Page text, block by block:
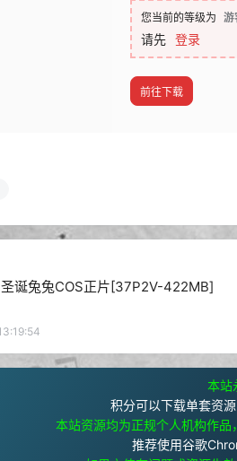
您当前的等级为 游
请先 登录
前往下载
诞兔兔COS正片[37P2V-422MB]
本站
积分可以下载单套资
本站资源均为正规个人机构作品
推荐使用谷歌